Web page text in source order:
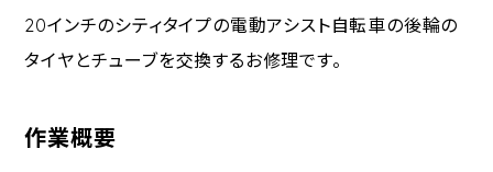
20インチのシティタイプの電動アシスト自転車の後輪の
タイヤとチューブを交換するお修理です。
作業概要